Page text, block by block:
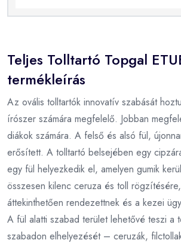
Teljes Tolltartó Topgal
termékleírás
Az ovális tolltartók innovatív szabását
írószer számára megfelelő. Jobban
diákok számára. A felső és alsó fül,
erősített. A tolltartó belsejében egy
egy fül helyezkedik el, amelyen gumik
összesen kilenc ceruza és toll
áttekinthetően rendezettnek és a kezei
A fül alatti szabad terület lehetővé teszi a
szabadon elhelyezését – ceruzák,